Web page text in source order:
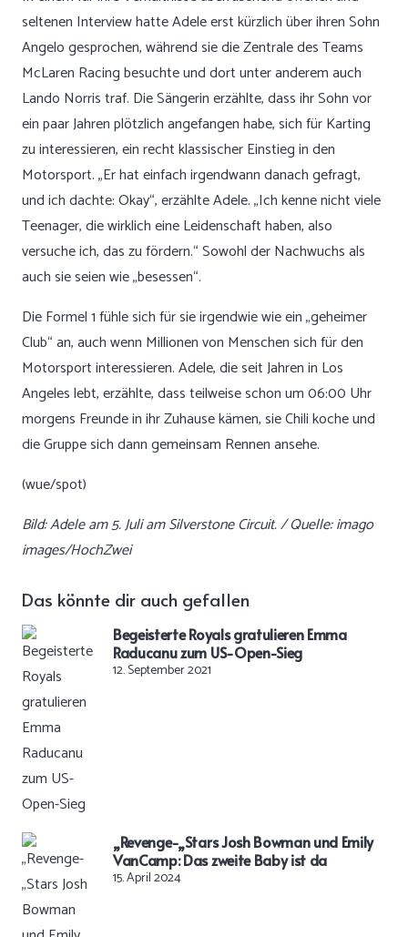
seltenen Interview hatte Adele erst kürzlich über ihren Sohn
Angelo gesprochen, während sie die Zentrale des Teams
McLaren Racing besuchte und dort unter anderem auch
Lando Norris traf. Die Sängerin erzählte, dass ihr Sohn vor
ein paar Jahren plötzlich angefangen habe, sich für Karting
zu interessieren, ein recht klassischer Einstieg in den
Motorsport. „Er hat einfach irgendwann danach gefragt,
und ich dachte: Okay“, erzählte Adele. „Ich kenne nicht viele
Teenager, die wirklich eine Leidenschaft haben, also
versuche ich, das zu fördern.“ Sowohl der Nachwuchs als
auch sie seien wie „besessen“.
Die Formel 1 fühle sich für sie irgendwie wie ein „geheimer
Club“ an, auch wenn Millionen von Menschen sich für den
Motorsport interessieren. Adele, die seit Jahren in Los
Angeles lebt, erzählte, dass teilweise schon um 06:00 Uhr
morgens Freunde in ihr Zuhause kämen, sie Chili koche und
die Gruppe sich dann gemeinsam Rennen ansehe.
(wue/spot)
Bild: Adele am 5. Juli am Silverstone Circuit. / Quelle: imago
images/HochZwei
Das könnte dir auch gefallen
Begeisterte Royals gratulieren Emma
Raducanu zum US-Open-Sieg
12. September 2021
„Revenge-„Stars Josh Bowman und Emily
VanCamp: Das zweite Baby ist da
15. April 2024